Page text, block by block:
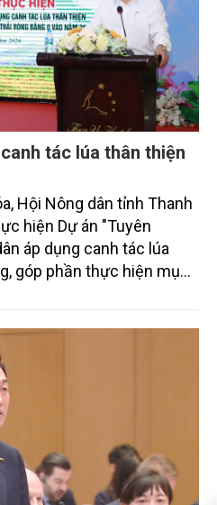
tác lúa thân thiện
Hội Nông dân tỉnh Thanh
hiện Dự án "Tuyên
áp dụng canh tác lúa
góp phần thực hiện mục
của đông đảo đại biểu đến
nước, đơn vị nghiên cứu,
và nông dân đang trực
xuất lúa phát thải thấp.